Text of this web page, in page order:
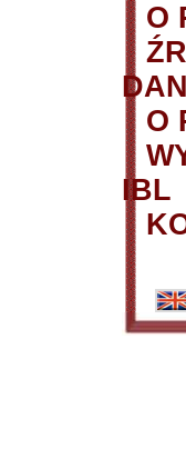
O
O
IBL